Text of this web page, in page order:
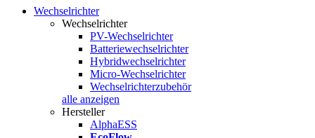
Wechselrichter
Wechselrichter
PV-Wechselrichter
Batteriewechselrichter
Hybridwechselrichter
Micro-Wechselrichter
Wechselrichterzubehör
alle anzeigen
Hersteller
AlphaESS